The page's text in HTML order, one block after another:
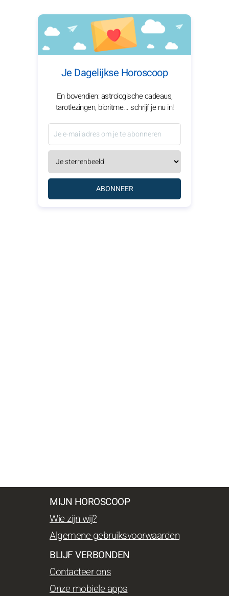
Je Dagelijkse Horoscoop
En bovendien: astrologische cadeaus,
tarotlezingen, bioritme... schrijf je nu in!
ABONNEER
MIJN HOROSCOOP
Wie zijn wij?
Algemene gebruiksvoorwaarden
BLIJF VERBONDEN
Contacteer ons
Onze mobiele apps